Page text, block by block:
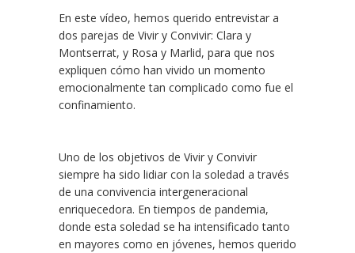
En este vídeo, hemos querido entrevistar a
dos parejas de Vivir y Convivir: Clara y
Montserrat, y Rosa y Marlid, para que nos
expliquen cómo han vivido un momento
emocionalmente tan complicado como fue el
confinamiento.
Uno de los objetivos de Vivir y Convivir
siempre ha sido lidiar con la soledad a través
de una convivencia intergeneracional
enriquecedora. En tiempos de pandemia,
donde esta soledad se ha intensificado tanto
en mayores como en jóvenes, hemos querido